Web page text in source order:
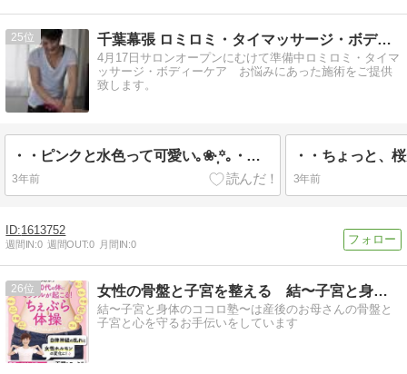
25 千葉幕張 ロミロミ・タイマッサージ・ボディケア
4月17日サロンオープンにむけて準備中ロミロミ・タイマ
ッサージ・ボディーケア お悩みにあった施術をご提供
致します。
・・ピンクと水色って可愛い｡❀·̩͙꙳｡・似た様な写真だけど、お気に入りなので(*...
3年前 3年前
1613752
週間IN:0 週間OUT:0 月間IN:0
26 女性の骨盤と子宮を整える 結〜子宮と身体のココロ塾〜
結〜子宮と身体のココロ塾〜は産後のお母さんの骨盤と
子宮と心を守るお手伝いをしています